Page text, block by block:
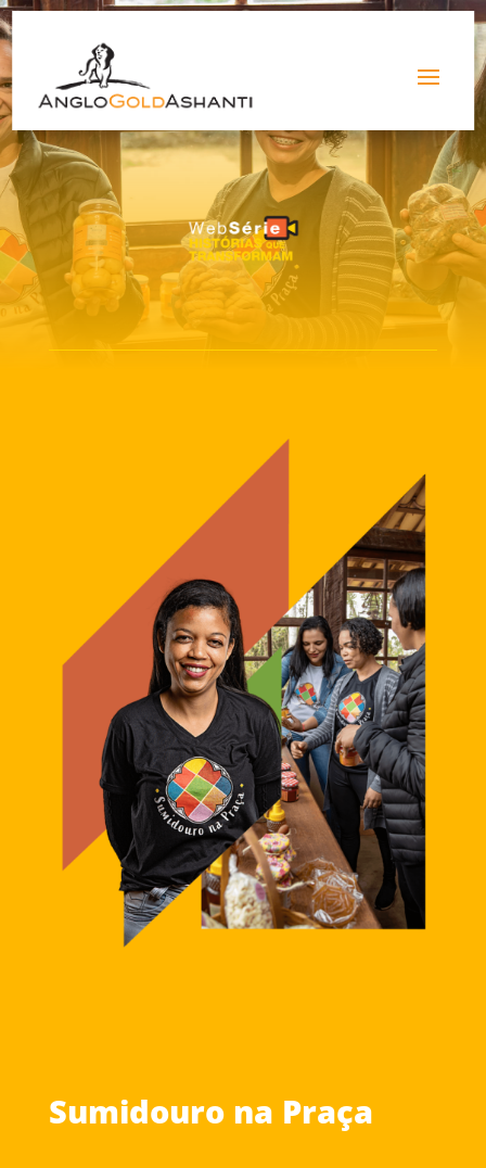
Sumidouro na Praça